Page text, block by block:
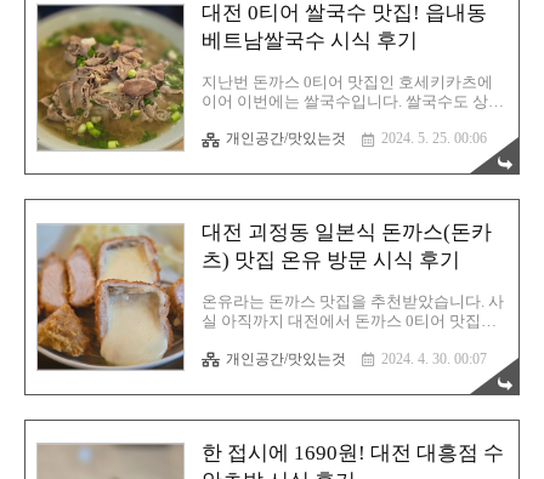
니다. 마침 딱 100g짜리가 있더군요. 작은생
각이라는 브랜드가 있습니다. 찻잎을 판매하
는 업체이며 평점도 좋더라고요. 가격도 합
리적이고요. 벌크 타입으로 최대한 간단하게
포장해서 가격을 낮춘게 아닌가 싶습니다.
아무튼 싸고 평가가 좋았기에 바로 구매했습
니다. 또한 동시에 찻잎 우리기(?)도 구매했
고요. 스테인리스 미니 차거름망 티인퓨저
사용 후기 바로 이겁니다. 작은 사이즈이..
대전 0티어 쌀국수 맛집! 읍내동
베트남쌀국수 시식 후기
지난번 돈까스 0티어 맛집인 호세키카츠에
이어 이번에는 쌀국수입니다. 쌀국수도 상당
서 추천해주신 쌀국수 맛집! 대전에서 여기
저기에서 쌀국수를 맛봤던 저이지만 자신있
게 말씀드릴 수 있습니다. 여기가 대전 0티어
쌀국수 맛집이라고 말입니다. 진짜!!! 맛있어
는 이곳입니다. 대전 시민분들은 아시겠지만
그 대한통운 가기 전이에요. 회덕 가기 전에
있습니다. 읍내동에 위치한 곳입니다. 위치
는 이곳입니다. 평점을 보시면 아시겠지만
진짜 훌륭해요. 네이버 지도 평점은 조작이
좀 있을 수 있으나, 구글 지도나 카카오 지도
평점은 어느정도 믿어도 됩니다. 바로 근처
에 공영주차장이 있긴한데 주차하기가 매우
어렵습니다. 차량이 많아서 말입니..
개인공간/맛있는것 2024. 5. 25. 00:06
대전 괴정동 일본식 돈까스(돈카
츠) 맛집 온유 방문 시식 후기
온유라는 돈까스 맛집을 추천받았습니다. 사
실 아직까지 대전에서 돈까스 0티어 맛집은
두려움 반으로 온유를 도전해보기로 합니다.
두려운 이유는 호세키카츠보다 맛이 없을까
봐라는 감정이죠. 하지만 돈까스는 대부분
평타 이상이기에 이참에 한번 제대로 비교를
다. 드디어 대전 최강의 돈까스는 과연 어디
개인공간/맛있는것 2024. 4. 30. 00:07
한 접시에 1690원! 대전 대흥점 수